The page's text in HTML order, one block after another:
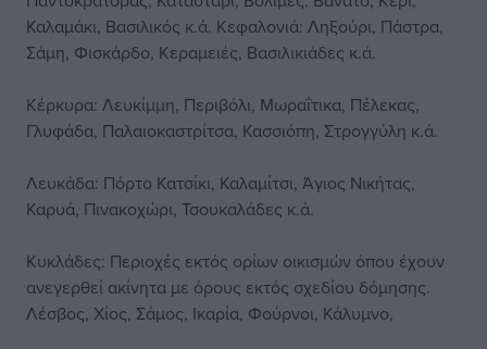
Καλαμάκι, Βασιλικός κ.ά. Κεφαλονιά: Ληξούρι, Πάστρα,
Σάμη, Φισκάρδο, Κεραμειές, Βασιλικιάδες κ.ά.
Κέρκυρα: Λευκίμμη, Περιβόλι, Μωραΐτικα, Πέλεκας,
Γλυφάδα, Παλαιοκαστρίτσα, Κασσιόπη, Στρογγύλη κ.ά.
Λευκάδα: Πόρτο Κατσίκι, Καλαμίτσι, Άγιος Νικήτας,
Καρυά, Πινακοχώρι, Τσουκαλάδες κ.ά.
Κυκλάδες: Περιοχές εκτός ορίων οικισμών όπου έχουν
ανεγερθεί ακίνητα με όρους εκτός σχεδίου δόμησης.
Λέσβος, Χίος, Σάμος, Ικαρία, Φούρνοι, Κάλυμνο,